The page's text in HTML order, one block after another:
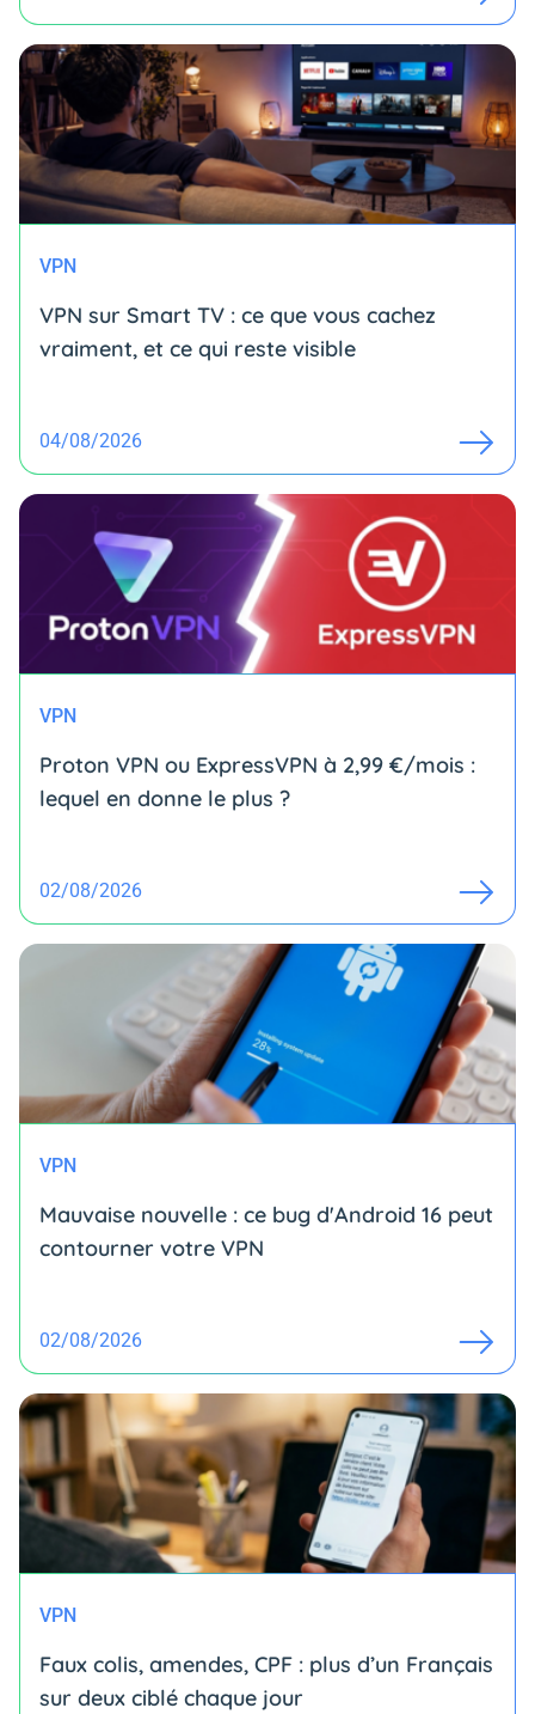
VPN
VPN sur Smart TV : ce que vous cachez
vraiment, et ce qui reste visible
04/08/2026
VPN
Proton VPN ou ExpressVPN à 2,99 €/mois :
lequel en donne le plus ?
02/08/2026
VPN
Mauvaise nouvelle : ce bug d'Android 16 peut
contourner votre VPN
02/08/2026
VPN
Faux colis, amendes, CPF : plus d’un Français
sur deux ciblé chaque jour